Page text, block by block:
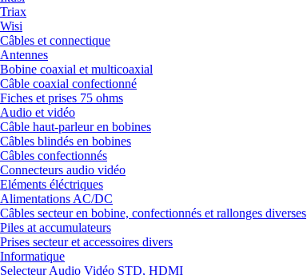
Triax
Wisi
Câbles et connectique
Antennes
Bobine coaxial et multicoaxial
Câble coaxial confectionné
Fiches et prises 75 ohms
Audio et vidéo
Câble haut-parleur en bobines
Câbles blindés en bobines
Câbles confectionnés
Connecteurs audio vidéo
Eléments éléctriques
Alimentations AC/DC
Câbles secteur en bobine, confectionnés et rallonges diverses
Piles at accumulateurs
Prises secteur et accessoires divers
Informatique
Selecteur Audio Vidéo STD, HDMI